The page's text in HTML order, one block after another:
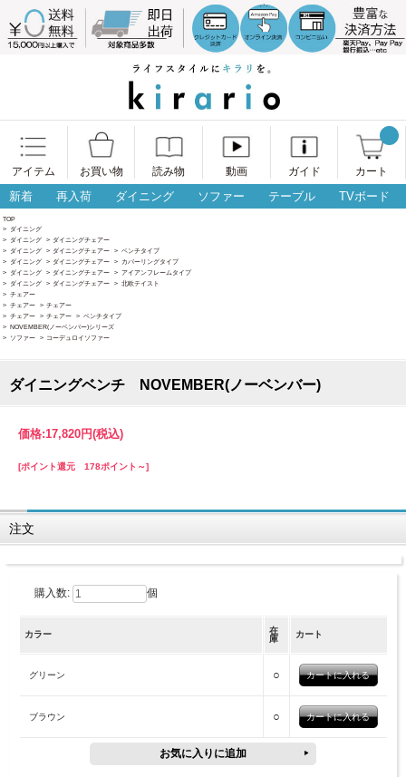
アイテム お買い物 読み物 動画 ガイド カート
新着 再入荷 ダイニング ソファー テーブル TVボード
TOP
> ダイニング
> ダイニング > ダイニングチェアー
> ダイニング > ダイニングチェアー > ベンチタイプ
> ダイニング > ダイニングチェアー > カバーリングタイプ
> ダイニング > ダイニングチェアー > アイアンフレームタイプ
> ダイニング > ダイニングチェアー > 北欧テイスト
> チェアー
> チェアー > チェアー
> チェアー > チェアー > ベンチタイプ
> NOVEMBER(ノーベンバー)シリーズ
> ソファー > コーデュロイソファー
ダイニングベンチ NOVEMBER(ノーベンバー)
価格:17,820円(税込)
[ポイント還元 178ポイント～]
注文
購入数: 個
カラー
在
庫
カート
グリーン ○
ブラウン ○